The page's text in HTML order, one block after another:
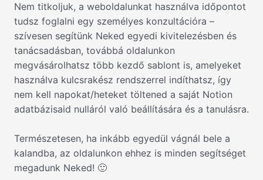
Nem titkoljuk, a weboldalunkat használva időpontot
tudsz foglalni egy személyes konzultációra –
szívesen segítünk Neked egyedi kivitelezésben és
tanácsadásban, továbbá oldalunkon
megvásárolhatsz több kezdő sablont is, amelyeket
használva kulcsrakész rendszerrel indíthatsz, így
nem kell napokat/heteket töltened a saját Notion
adatbázisaid nulláról való beállítására és a tanulásra.
Természetesen, ha inkább egyedül vágnál bele a
kalandba, az oldalunkon ehhez is minden segítséget
megadunk Neked! 🙂